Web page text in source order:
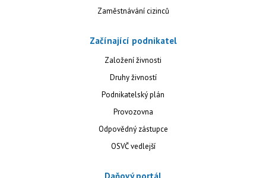
Zaměstnávání cizinců
Začínající podnikatel
Založení živnosti
Druhy živností
Podnikatelský plán
Provozovna
Odpovědný zástupce
OSVČ vedlejší
Daňový portál